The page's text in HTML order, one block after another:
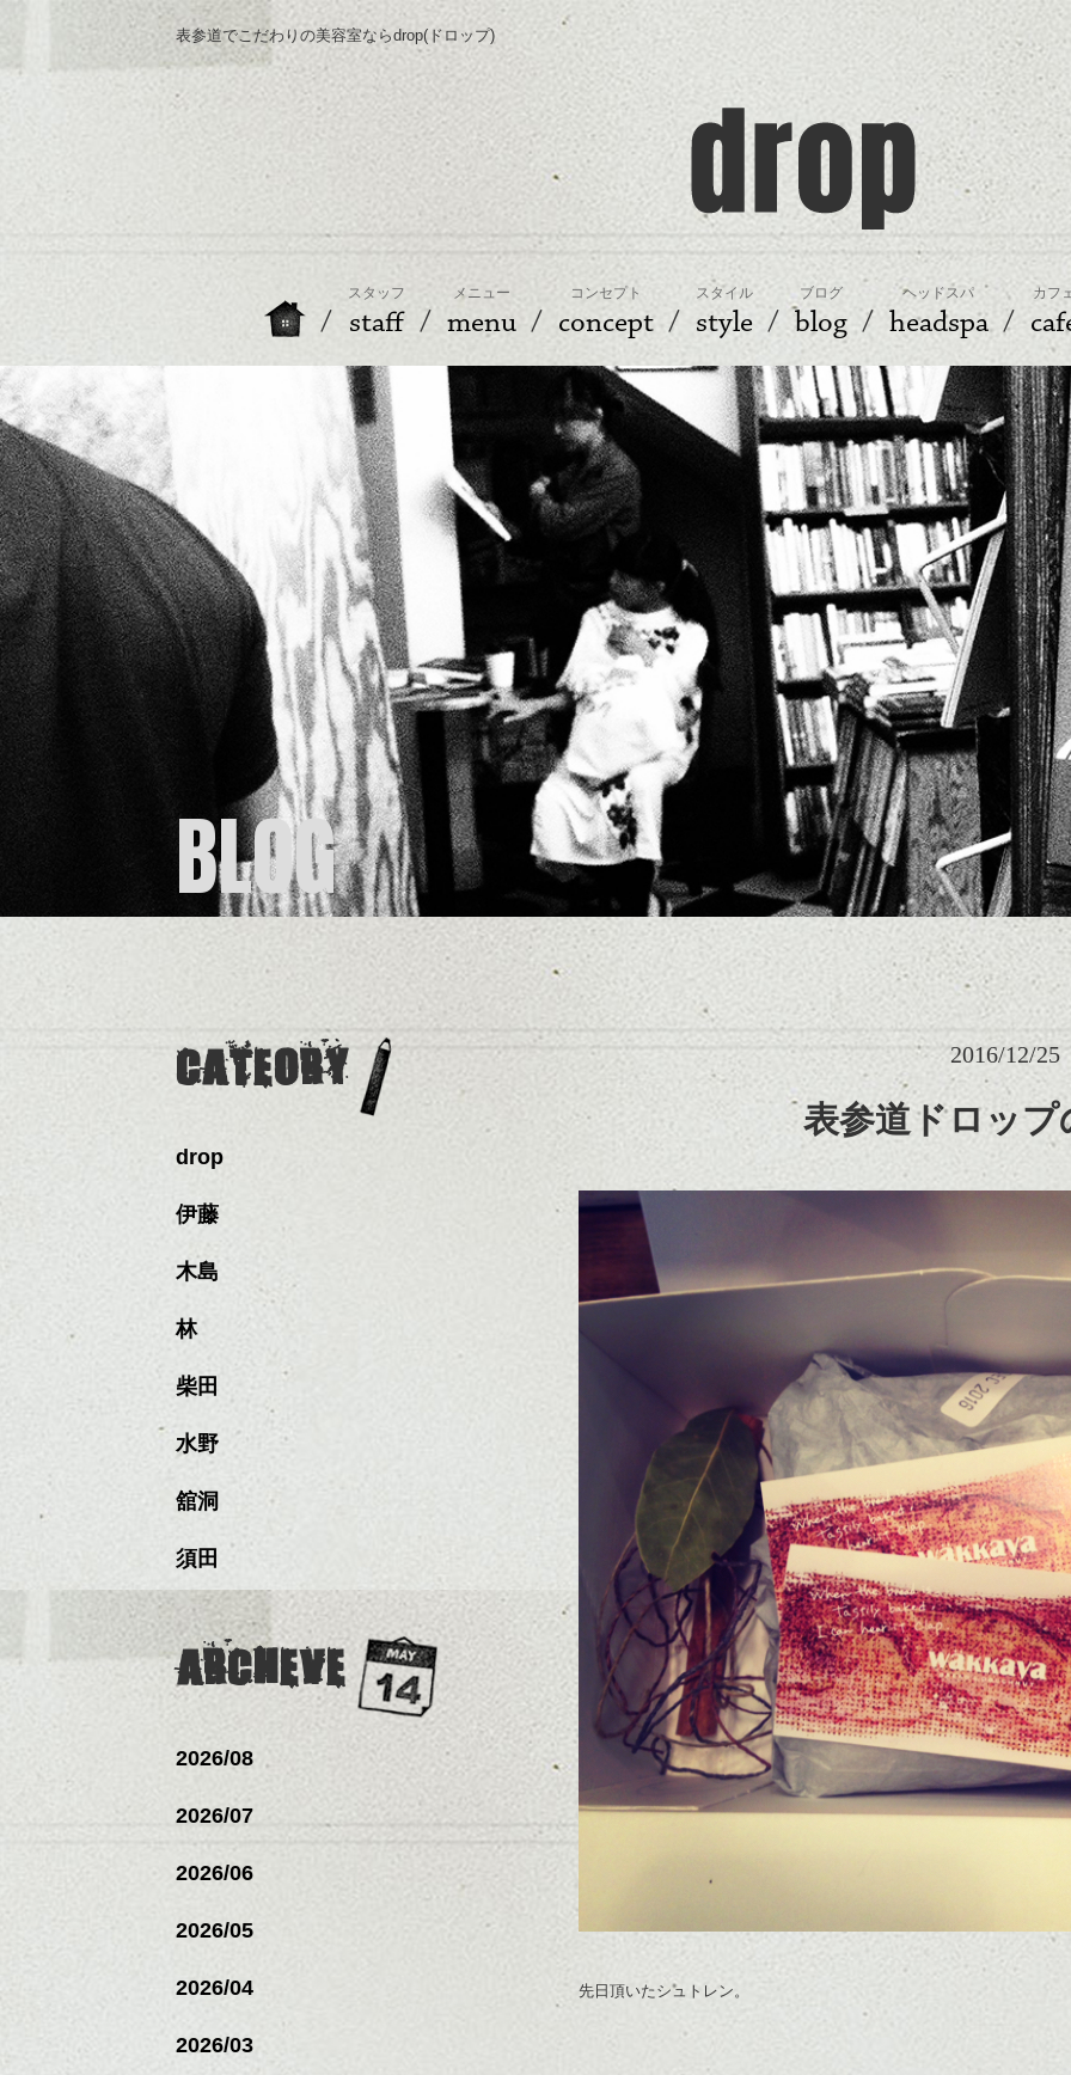
表参道でこだわりの美容室ならdrop(ドロップ)
スタッフ
staff
メニュー
menu
コンセプト
concept
スタイル
style
ブログ
blog
ヘッドスパ
headspa
カフ
BLOG
2016/12/25
表参道ドロップ
先日頂いたシュトレン。
CATEORY
drop
伊藤
木島
林
柴田
水野
舘洞
須田
ARCHEVE
2026/08
2026/07
2026/06
2026/05
2026/04
2026/03